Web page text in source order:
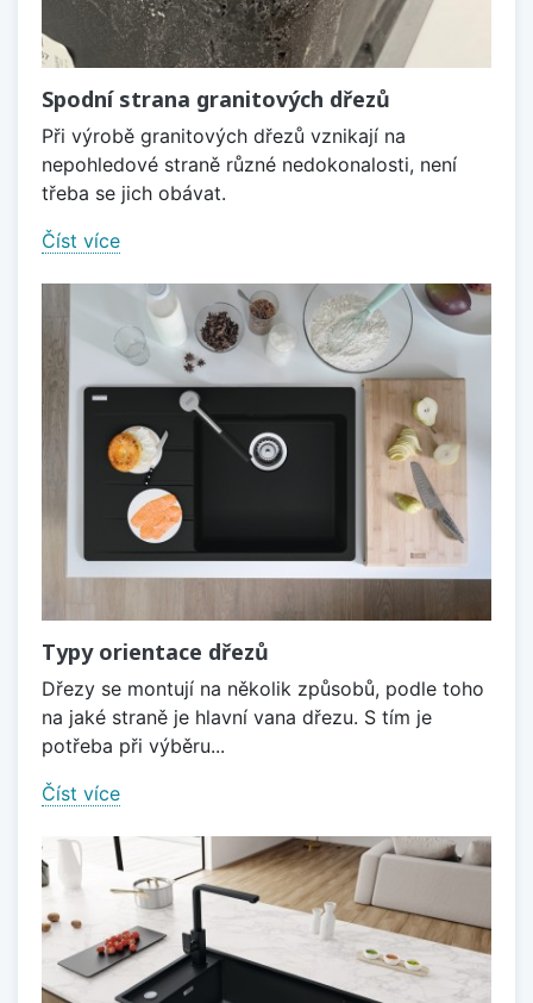
Spodní strana granitových dřezů
Při výrobě granitových dřezů vznikají na
nepohledové straně různé nedokonalosti, není
třeba se jich obávat.
Číst více
Typy orientace dřezů
Dřezy se montují na několik způsobů, podle toho
na jaké straně je hlavní vana dřezu. S tím je
potřeba při výběru...
Číst více